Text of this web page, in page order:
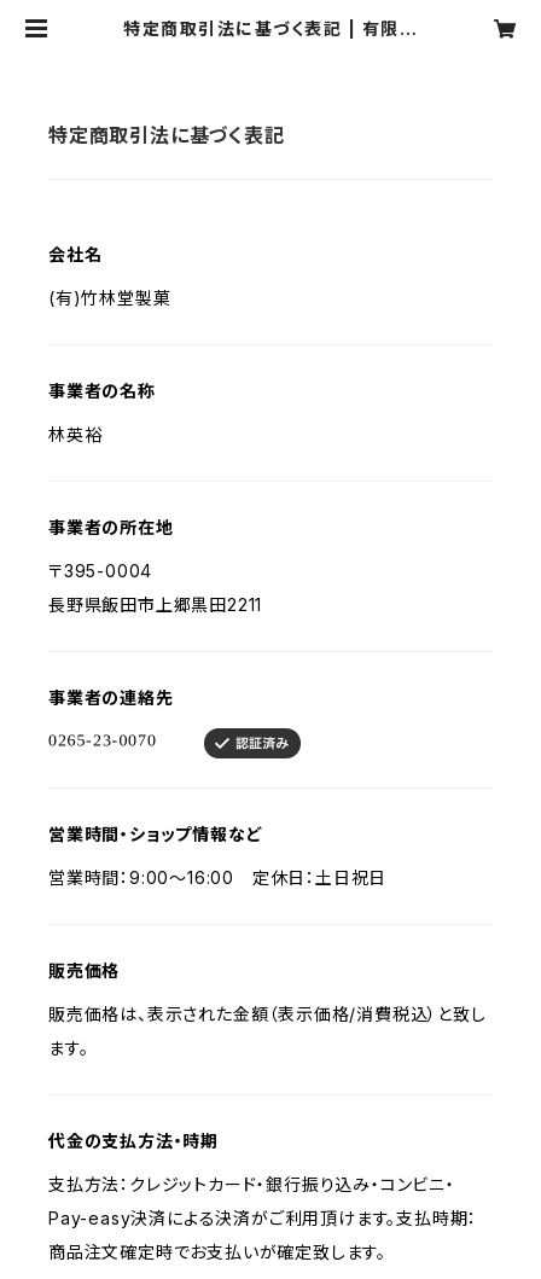
特定商取引法に基づく表記 | 有限会
特定商取引法に基づく表記
会社名
(有)竹林堂製菓
事業者の名称
林英裕
事業者の所在地
〒395-0004
長野県飯田市上郷黒田2211
事業者の連絡先
営業時間・ショップ情報など
営業時間：9:00～16:00 定休日：土日祝日
販売価格
販売価格は、表示された金額（表示価格/消費税込）と致し
ます。
代金の支払方法・時期
支払方法：クレジットカード・銀行振り込み・コンビニ・
Pay-easy決済による決済がご利用頂けます。支払時期：
商品注文確定時でお支払いが確定致します。